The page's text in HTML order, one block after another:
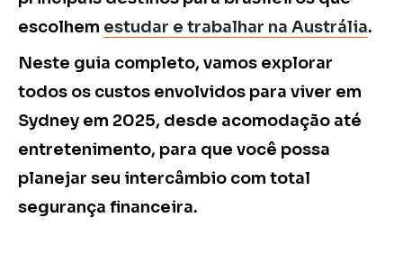
escolhem estudar e trabalhar na Austrália.
Neste guia completo, vamos explorar
todos os custos envolvidos para viver em
Sydney em 2025, desde acomodação até
entretenimento, para que você possa
planejar seu intercâmbio com total
segurança financeira.